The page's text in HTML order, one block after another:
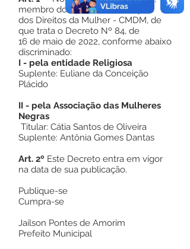
membro do Conselho Municipal
dos Direitos da Mulher - CMDM, de
que trata o Decreto Nº 84, de
16 de maio de 2022, conforme abaixo
discriminado:
I - pela entidade Religiosa
Suplente: Euliane da Conceição
Plácido
II - pela Associação das Mulheres
Negras
Titular: Cátia Santos de Oliveira
Suplente: Antônia Gomes Dantas
Art. 2º Este Decreto entra em vigor
na data de sua publicação.
Publique-se
Cumpra-se
Jailson Pontes de Amorim
Prefeito Municipal